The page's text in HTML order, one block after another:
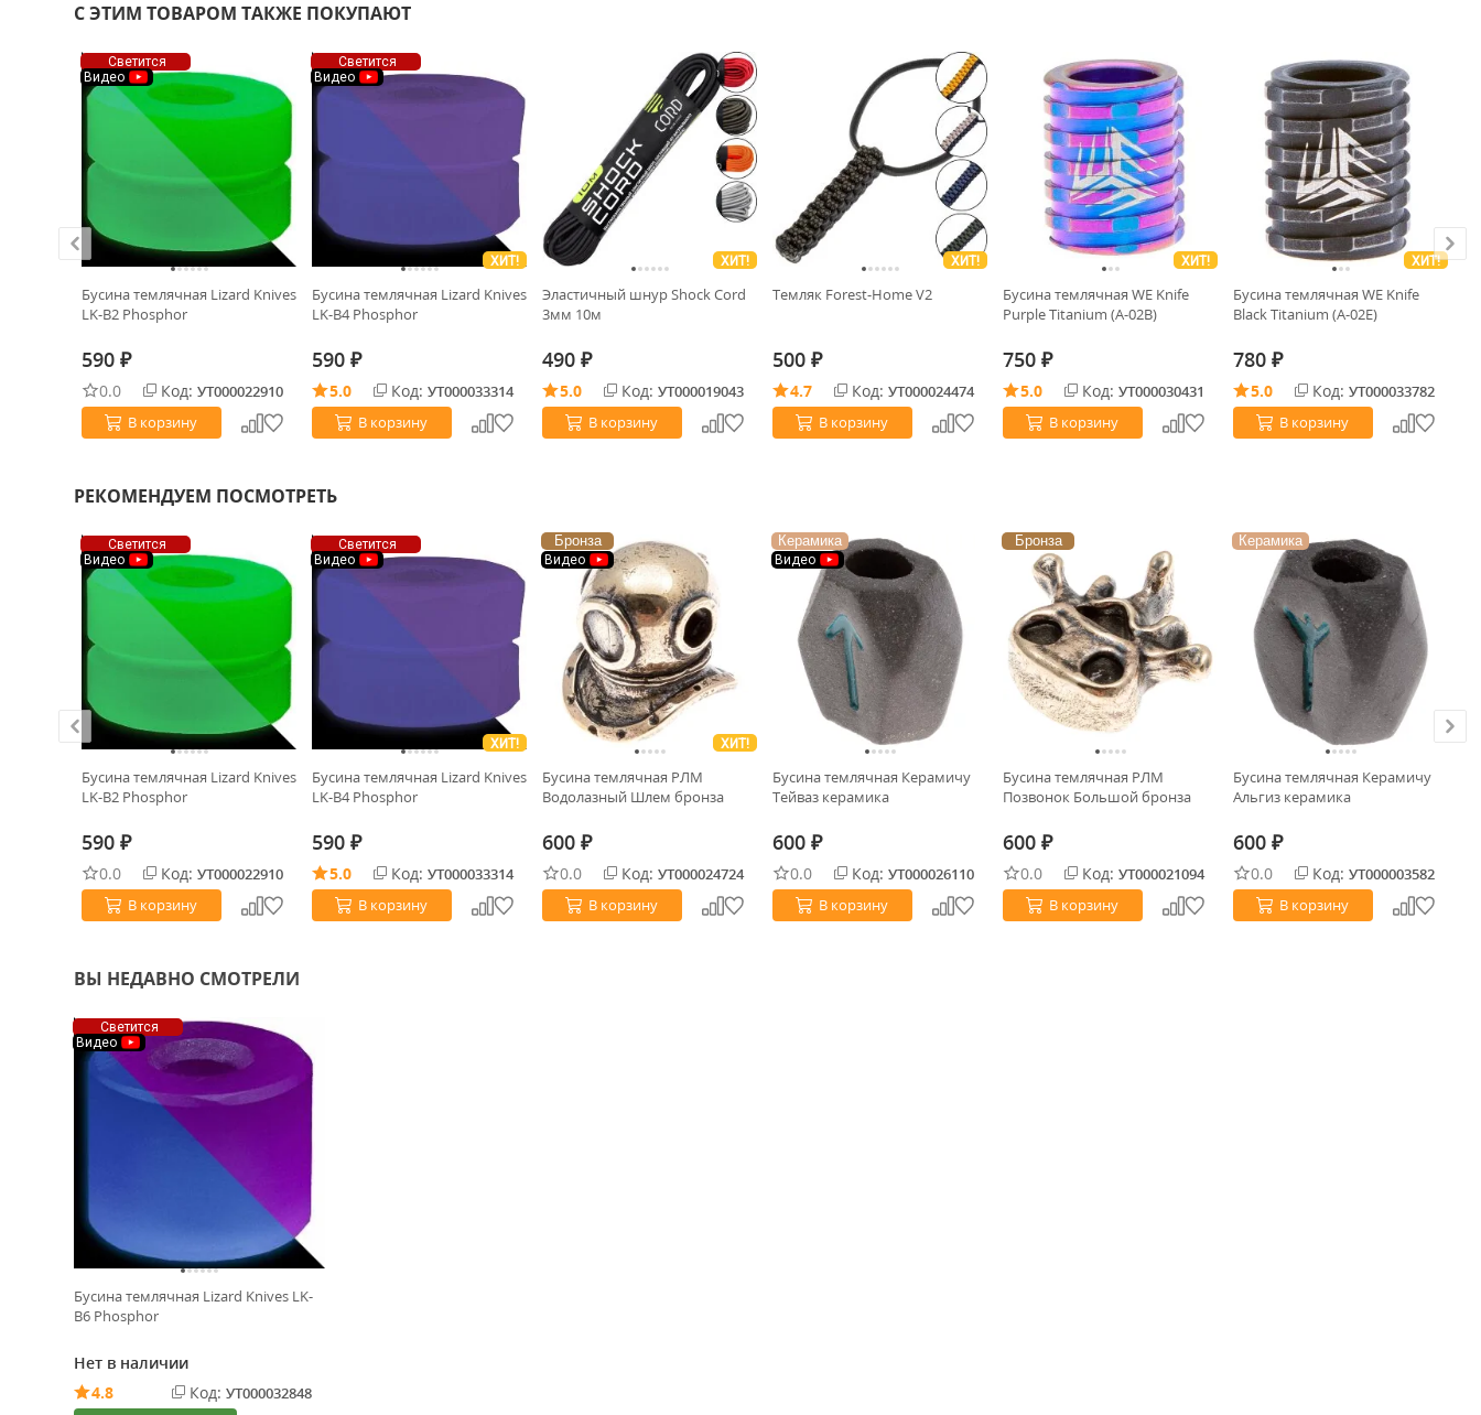
С ЭТИМ ТОВАРОМ ТАКЖЕ ПОКУПАЮТ
Светится
Видео
Бусина темлячная Lizard Knives
LK-B2 Phosphor
590 ₽
0.0 Код: УТ000022910
В корзину
Светится
Видео
ХИТ!
Бусина темлячная Lizard Knives
LK-B4 Phosphor
590 ₽
5.0 Код: УТ000033314
В корзину
ХИТ!
Эластичный шнур Shock Cord
3мм 10м
490 ₽
5.0 Код: УТ000019043
В корзину
ХИТ!
Темляк Forest-Home V2
500 ₽
4.7 Код: УТ000024474
В корзину
ХИТ!
Бусина темлячная WE Knife
Purple Titanium (A-02B)
750 ₽
5.0 Код: УТ000030431
В корзину
ХИТ!
Бусина темлячная WE Knife
Black Titanium (A-02E)
780 ₽
5.0 Код: УТ000033782
В корзину
РЕКОМЕНДУЕМ ПОСМОТРЕТЬ
Светится
Видео
Бусина темлячная Lizard Knives
LK-B2 Phosphor
590 ₽
0.0 Код: УТ000022910
В корзину
Светится
Видео
ХИТ!
Бусина темлячная Lizard Knives
LK-B4 Phosphor
590 ₽
5.0 Код: УТ000033314
В корзину
Бронза
Видео
ХИТ!
Бусина темлячная РЛМ
Водолазный Шлем бронза
600 ₽
0.0 Код: УТ000024724
В корзину
Керамика
Видео
Бусина темлячная Керамичу
Тейваз керамика
600 ₽
0.0 Код: УТ000026110
В корзину
Бронза
Бусина темлячная РЛМ
Позвонок Большой бронза
600 ₽
0.0 Код: УТ000021094
В корзину
Керамика
Бусина темлячная Керамичу
Альгиз керамика
600 ₽
0.0 Код: УТ000003582
В корзину
ВЫ НЕДАВНО СМОТРЕЛИ
Светится
Видео
Бусина темлячная Lizard Knives LK-
B6 Phosphor
Нет в наличии
4.8
Код: УТ000032848